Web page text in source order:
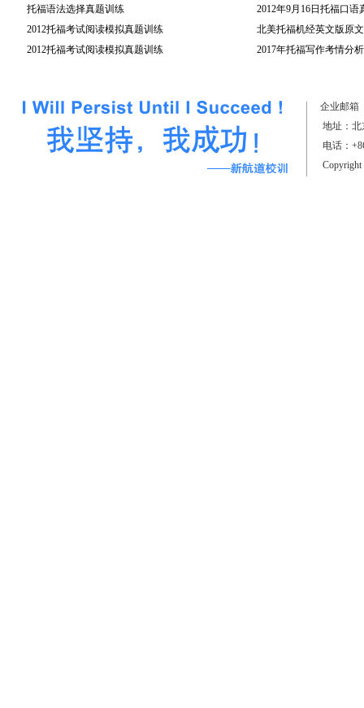
托福语法选择真题训练
2012托福考试阅读模拟真题训练
2012托福考试阅读模拟真题训练
2012年9月16日托福口语
北美托福机经英文版原
2017年托福写作考情分
企业邮箱
地址：北
电话：